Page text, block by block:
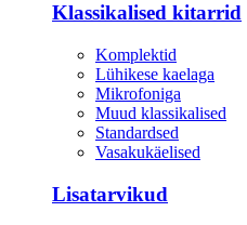
Klassikalised kitarrid
Komplektid
Lühikese kaelaga
Mikrofoniga
Muud klassikalised
Standardsed
Vasakukäelised
Lisatarvikud